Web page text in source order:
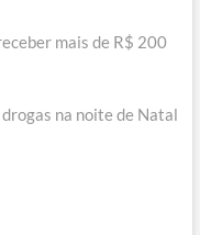
mais de R$ 200
na noite de Natal